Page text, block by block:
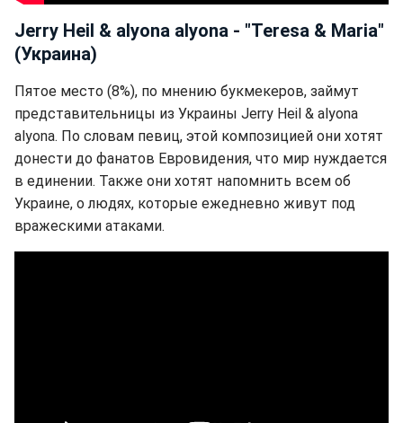
Jerry Heil & alyona alyona - "Teresa & Maria"
(Украина)
Пятое место (8%), по мнению букмекеров, займут
представительницы из Украины Jerry Heil & alyona
alyona. По словам певиц, этой композицией они хотят
донести до фанатов Евровидения, что мир нуждается
в единении. Также они хотят напомнить всем об
Украине, о людях, которые ежедневно живут под
вражескими атаками.